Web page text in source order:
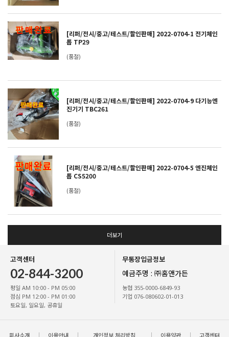
[리퍼/전시/중고/테스트/할인판매] 2022-0704-1 전기체인
톱 TP29
(품절)
[리퍼/전시/중고/테스트/할인판매] 2022-0704-9 다기능엔
진기기 TBC261
(품절)
[리퍼/전시/중고/테스트/할인판매] 2022-0704-5 엔진체인
톱 CS5200
(품절)
더보기
고객센터
02-844-3200
평일 AM 10:00 - PM 05:00
점심 PM 12:00 - PM 01:00
토요일, 일요일, 공휴일
무통장입금정보
예금주명 : ㈜홈앤가든
농협 355-0000-6849-93
기업 076-080602-01-013
회사소개 이용안내 개인정보 처리방침 이용약관 고객센터